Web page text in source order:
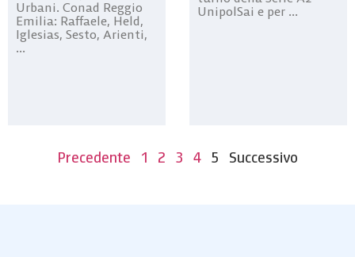
Urbani. Conad Reggio
Emilia: Raffaele, Held,
Iglesias, Sesto, Arienti,
...
UnipolSai e per ...
Precedente 1 2 3 4 5 Successivo